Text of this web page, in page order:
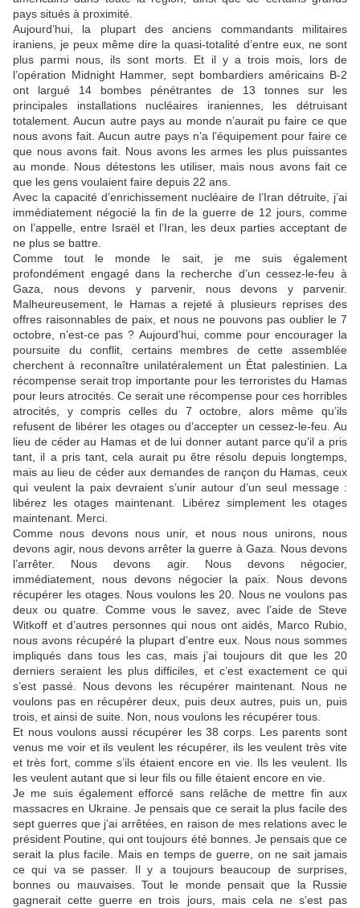
pays situés à proximité.
Aujourd’hui, la plupart des anciens commandants militaires
iraniens, je peux même dire la quasi-totalité d’entre eux, ne sont
plus parmi nous, ils sont morts. Et il y a trois mois, lors de
l’opération Midnight Hammer, sept bombardiers américains B-2
ont largué 14 bombes pénétrantes de 13 tonnes sur les
principales installations nucléaires iraniennes, les détruisant
totalement. Aucun autre pays au monde n’aurait pu faire ce que
nous avons fait. Aucun autre pays n’a l’équipement pour faire ce
que nous avons fait. Nous avons les armes les plus puissantes
au monde. Nous détestons les utiliser, mais nous avons fait ce
que les gens voulaient faire depuis 22 ans.
Avec la capacité d’enrichissement nucléaire de l’Iran détruite, j’ai
immédiatement négocié la fin de la guerre de 12 jours, comme
on l’appelle, entre Israël et l’Iran, les deux parties acceptant de
ne plus se battre.
Comme tout le monde le sait, je me suis également
profondément engagé dans la recherche d’un cessez-le-feu à
Gaza, nous devons y parvenir, nous devons y parvenir.
Malheureusement, le Hamas a rejeté à plusieurs reprises des
offres raisonnables de paix, et nous ne pouvons pas oublier le 7
octobre, n’est-ce pas ? Aujourd’hui, comme pour encourager la
poursuite du conflit, certains membres de cette assemblée
cherchent à reconnaître unilatéralement un État palestinien. La
récompense serait trop importante pour les terroristes du Hamas
pour leurs atrocités. Ce serait une récompense pour ces horribles
atrocités, y compris celles du 7 octobre, alors même qu’ils
refusent de libérer les otages ou d’accepter un cessez-le-feu. Au
lieu de céder au Hamas et de lui donner autant parce qu’il a pris
tant, il a pris tant, cela aurait pu être résolu depuis longtemps,
mais au lieu de céder aux demandes de rançon du Hamas, ceux
qui veulent la paix devraient s’unir autour d’un seul message :
libérez les otages maintenant. Libérez simplement les otages
maintenant. Merci.
Comme nous devons nous unir, et nous nous unirons, nous
devons agir, nous devons arrêter la guerre à Gaza. Nous devons
l’arrêter. Nous devons agir. Nous devons négocier,
immédiatement, nous devons négocier la paix. Nous devons
récupérer les otages. Nous voulons les 20. Nous ne voulons pas
deux ou quatre. Comme vous le savez, avec l’aide de Steve
Witkoff et d’autres personnes qui nous ont aidés, Marco Rubio,
nous avons récupéré la plupart d’entre eux. Nous nous sommes
impliqués dans tous les cas, mais j’ai toujours dit que les 20
derniers seraient les plus difficiles, et c’est exactement ce qui
s’est passé. Nous devons les récupérer maintenant. Nous ne
voulons pas en récupérer deux, puis deux autres, puis un, puis
trois, et ainsi de suite. Non, nous voulons les récupérer tous.
Et nous voulons aussi récupérer les 38 corps. Les parents sont
venus me voir et ils veulent les récupérer, ils les veulent très vite
et très fort, comme s’ils étaient encore en vie. Ils les veulent. Ils
les veulent autant que si leur fils ou fille étaient encore en vie.
Je me suis également efforcé sans relâche de mettre fin aux
massacres en Ukraine. Je pensais que ce serait la plus facile des
sept guerres que j’ai arrêtées, en raison de mes relations avec le
président Poutine, qui ont toujours été bonnes. Je pensais que ce
serait la plus facile. Mais en temps de guerre, on ne sait jamais
ce qui va se passer. Il y a toujours beaucoup de surprises,
bonnes ou mauvaises. Tout le monde pensait que la Russie
gagnerait cette guerre en trois jours, mais cela ne s’est pas